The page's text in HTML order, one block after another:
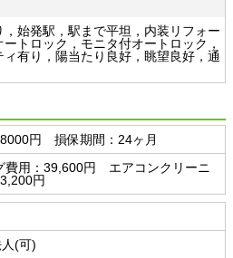
始発駅，駅まで平坦，内装リフォー
トロック，モニタ付オートロック，
有り，陽当たり良好，眺望良好，通
円 損保期間：24ヶ月
費用：39,600円 エアコンクリーニ
円
(可)